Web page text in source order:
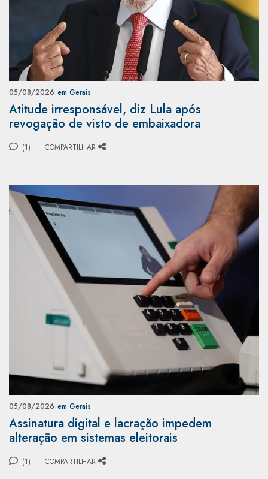
05/08/2026 em Gerais
Atitude irresponsável, diz Lula após
revogação de visto de embaixadora
(1) COMPARTILHAR
05/08/2026 em Gerais
Assinatura digital e lacração impedem
alteração em sistemas eleitorais
(1) COMPARTILHAR